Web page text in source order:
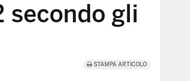
secondo gli
STAMPA ARTICOLO